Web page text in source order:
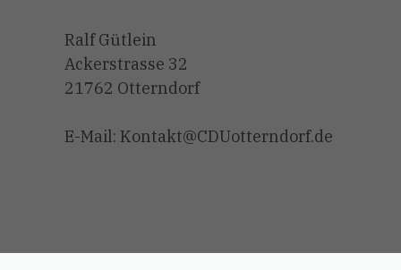
Ralf Gütlein
Ackerstrasse 32
21762 Otterndorf
E-Mail: Kontakt@CDUotterndorf.de